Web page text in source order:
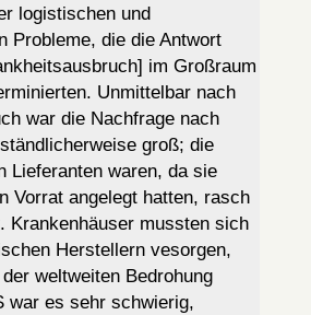
logistischen und
Probleme, die die Antwort
im Großraum
Unmittelbar nach
war die Nachfrage nach
groß; die
Lieferanten waren, da sie
Vorrat angelegt hatten, rasch
Krankenhäuser mussten sich
Herstellern vesorgen,
weltweiten Bedrohung
war es sehr schwierig,